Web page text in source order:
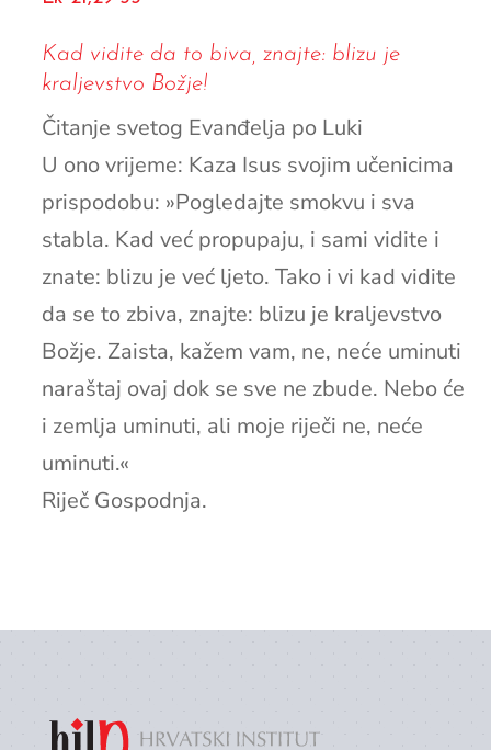
Kad vidite da to biva, znajte: blizu je
kraljevstvo Božje!
Čitanje svetog Evanđelja po Luki
U ono vrijeme: Kaza Isus svojim učenicima
prispodobu: »Pogledajte smokvu i sva
stabla. Kad već propupaju, i sami vidite i
znate: blizu je već ljeto. Tako i vi kad vidite
da se to zbiva, znajte: blizu je kraljevstvo
Božje. Zaista, kažem vam, ne, neće uminuti
naraštaj ovaj dok se sve ne zbude. Nebo će
i zemlja uminuti, ali moje riječi ne, neće
uminuti.«
Riječ Gospodnja.